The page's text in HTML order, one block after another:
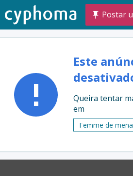
Postar
Este
Queira tentar
em
Femme de